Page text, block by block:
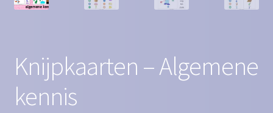
Winkelmand
Knijpkaarten – Algemene
kennis